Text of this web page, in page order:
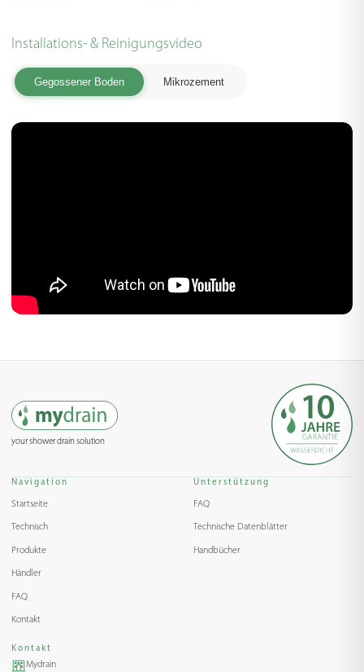
Installations- & Reinigungsvideo
Gegossener Boden Mikrozement
your shower drain solution
Navigation
Startseite
Technisch
Produkte
Händler
FAQ
Kontakt
Unterstützung
FAQ
Technische Datenblätter
Handbücher
Kontakt
Mydrain